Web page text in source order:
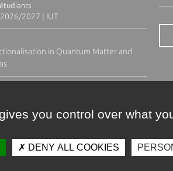
2027 | IUT
in Quantum Matter and
you control over what
DENY ALL COOKIES